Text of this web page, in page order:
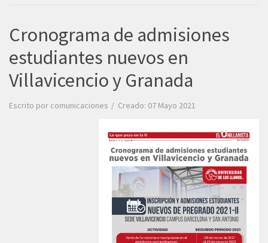
Cronograma de admisiones
estudiantes nuevos en
Villavicencio y Granada
Escrito por comunicaciones Creado: 07 Mayo 2021